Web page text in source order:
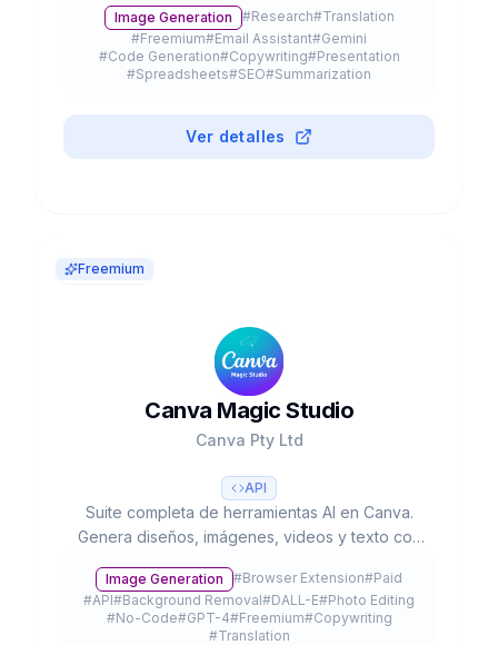
ecosistema de Google con agentes autónomos
y razonamiento avanzado.
Image Generation #Research#Translation
#Freemium#Email Assistant#Gemini
#Code Generation#Copywriting#Presentation
#Spreadsheets#SEO#Summarization
Ver detalles
Freemium
Canva Magic Studio
Canva Pty Ltd
API
Suite completa de herramientas AI en Canva.
Genera diseños, imágenes, videos y texto con
en $42B.
Image Generation #Browser Extension#Paid
#API#Background Removal#DALL-E#Photo Editing
#No-Code#GPT-4#Freemium#Copywriting
#Translation